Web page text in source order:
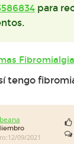
para
Fibromialgia
tengo
beana
09/2021